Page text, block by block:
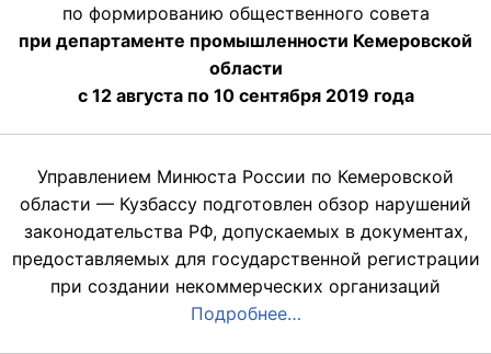
по формированию общественного совета
при департаменте промышленности Кемеровской
области
с 12 августа по 10 сентября 2019 года
Управлением Минюста России по Кемеровской
области — Кузбассу подготовлен обзор нарушений
законодательства РФ, допускаемых в документах,
предоставляемых для государственной регистрации
при создании некоммерческих организаций
Подробнее…